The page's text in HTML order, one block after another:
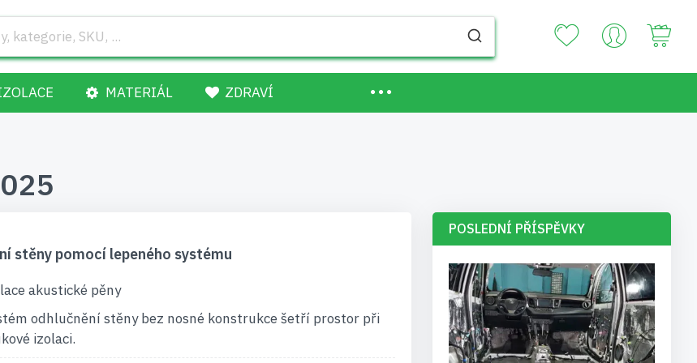
MATERIÁL ZDRAVÍ
stěny pomocí lepeného systému
akustické pěny
odhlučnění stěny bez nosné konstrukce šetří prostor při
izolaci.
POSLEDNÍ PŘÍSPĚVKY